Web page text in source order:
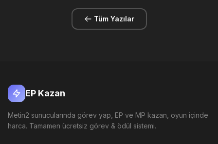
Tüm Yazılar
EP Kazan
Metin2 sunucularında görev yap, EP ve MP kazan, oyun içinde
harca. Tamamen ücretsiz görev & ödül sistemi.